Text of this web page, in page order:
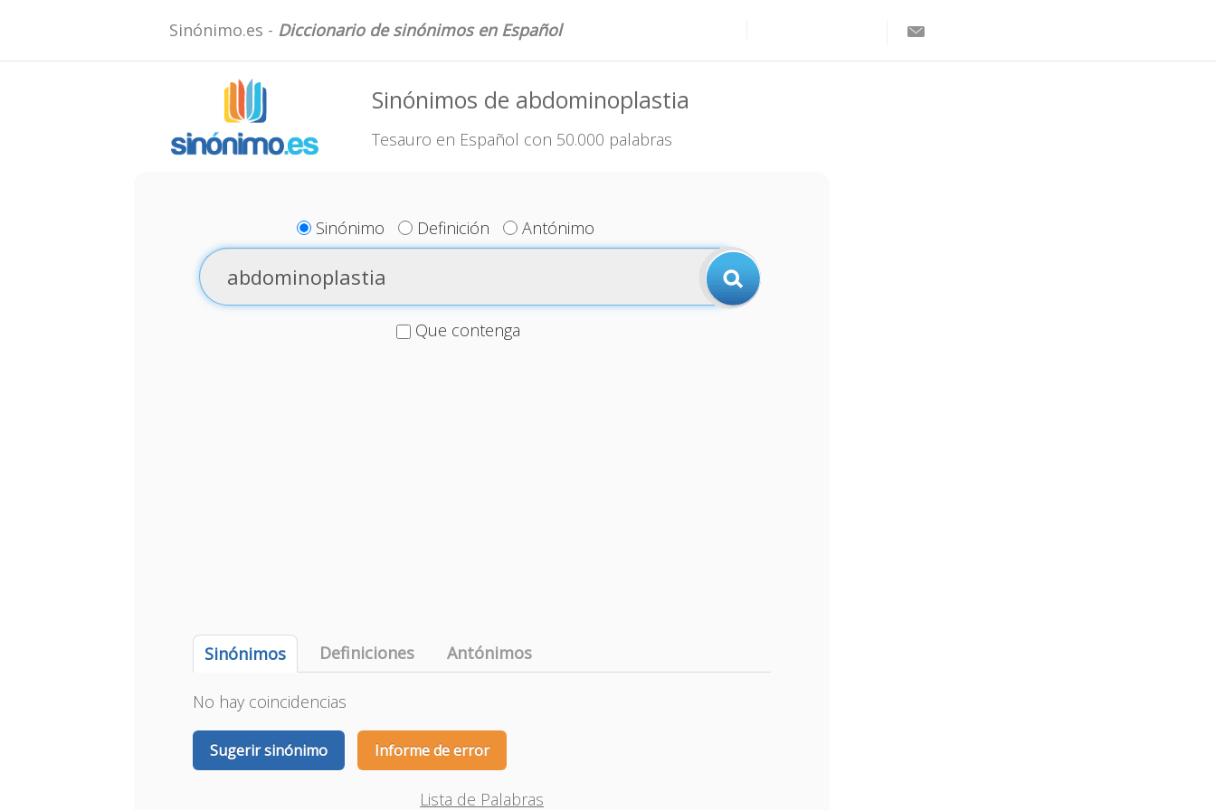
Sinónimo.es - Diccionario de sinónimos en Español
Sinónimos de abdominoplastia
Tesauro en Español con 50.000 palabras
Sinónimo Definición Antónimo
Que contenga
Sinónimos Definiciones Antónimos
No hay coincidencias
Sugerir sinónimo Informe de error
Lista de Palabras